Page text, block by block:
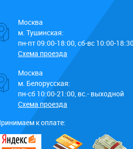
Москва
м. Тушинская:
пн-пт 09:00-18:00, сб-вс 10:00-
Схема проезда
Москва
м. Белорусская:
пн-сб 10:00-21:00, вс.- выходной
Схема проезда
к оплате: